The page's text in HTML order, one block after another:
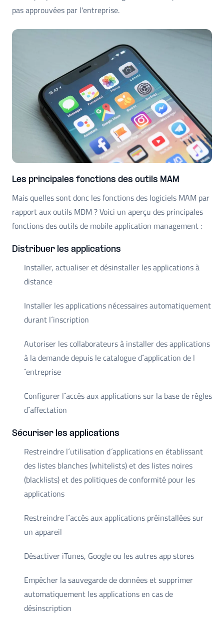
pas approuvées par l'entreprise.
Les principales fonctions des outils MAM
Mais quelles sont donc les fonctions des logiciels MAM par
rapport aux outils MDM ? Voici un aperçu des principales
fonctions des outils de mobile application management :
Distribuer les applications
Installer, actualiser et désinstaller les applications à
distance
Installer les applications nécessaires automatiquement
durant l´inscription
Autoriser les collaborateurs à installer des applications
à la demande depuis le catalogue d´application de l
´entreprise
Configurer l´accès aux applications sur la base de règles
d´affectation
Sécuriser les applications
Restreindre l´utilisation d´applications en établissant
des listes blanches (whitelists) et des listes noires
(blacklists) et des politiques de conformité pour les
applications
Restreindre l´accès aux applications préinstallées sur
un appareil
Désactiver iTunes, Google ou les autres app stores
Empêcher la sauvegarde de données et supprimer
automatiquement les applications en cas de
désinscription